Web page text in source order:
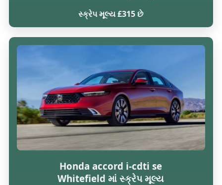
સ્ક્રેપ મૂલ્ય £315 છે
Honda accord i-cdti se
Whitefield માં સ્ક્રેપ મૂલ્ય